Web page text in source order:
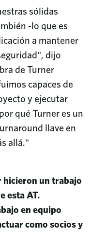
sólidas
-lo que es
a mantener
dijo
de Turner
capaces de
y ejecutar
qué Turner es un
llave en
allá."
hicieron un trabajo
esta AT.
en equipo
como socios y